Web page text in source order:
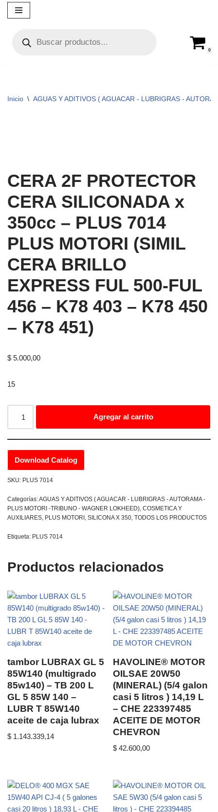
contenido
0
Inicio \ AGUAS Y ADITIVOS ( AGUACAR - LUBRIGRAS -
CERA 2F PROTECTOR
CERA SILICONADA x
350cc – PLUS 7014
PLUS MOTORI (SIMIL
CERA BRILLO
EXPRESS FUL 500-FUL
456 – K78 403 – K78 450
– K78 451)
$ 5.000,00
15
Agregar al carrito
Download Catalog
SKU: PLUS 7014
Categorías:AGUAS Y ADITIVOS ( AGUACAR - LUBRIGRAS - AUTORAMA -
PLUS MOTORI -TRIBUNO - WAGNER LOKHEED), COSMETICA Y
AUXILIARES, PLUS MOTORI , SILICONA X 350, TODOS LOS PRODUCTOS
Etiqueta: PLUS 7014
Productos relacionados
tambor LUBRAX GL 5
85W140 (multigrado
85w140) – TB 200 L
GL 5 85W 140 –
LUBR T 85W140
aceite de caja lubrax
$ 1.143.339,14
HAVOLINE® MOTOR
OILSAE 20W50
(MINERAL) (5/4 galon
casi 5 litros ) 14,19 L
– CHE 223397485
ACEITE DE MOTOR
CHEVRON
$ 42.600,00